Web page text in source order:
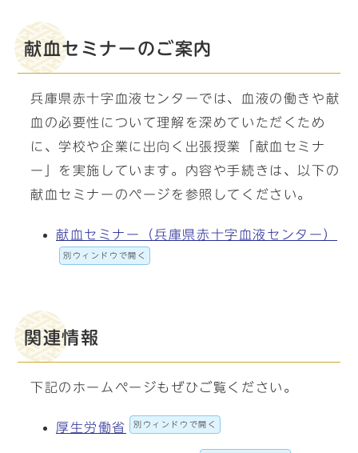
献血セミナーのご案内
兵庫県赤十字血液センターでは、血液の働きや献
血の必要性について理解を深めていただくため
に、学校や企業に出向く出張授業「献血セミナ
ー」を実施しています。内容や手続きは、以下の
献血セミナーのページを参照してください。
献血セミナー（兵庫県赤十字血液センター）
別ウィンドウで開く
関連情報
下記のホームページもぜひご覧ください。
厚生労働省 別ウィンドウで開く